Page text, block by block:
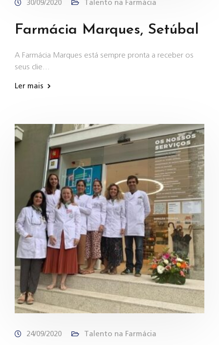
30/09/2020 Talento na Farmácia
Farmácia Marques, Setúbal
A Farmácia Marques está sempre pronta a receber os
seus clie…
Ler mais
24/09/2020 Talento na Farmácia